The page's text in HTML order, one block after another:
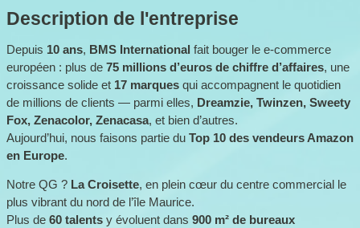
Description de l'entreprise
Depuis 10 ans, BMS International fait bouger le e-commerce
européen : plus de 75 millions d’euros de chiffre d’affaires, une
croissance solide et 17 marques qui accompagnent le quotidien
de millions de clients — parmi elles, Dreamzie, Twinzen, Sweety
Fox, Zenacolor, Zenacasa, et bien d’autres.
Aujourd’hui, nous faisons partie du Top 10 des vendeurs Amazon
en Europe.
Notre QG ? La Croisette, en plein cœur du centre commercial le
plus vibrant du nord de l’île Maurice.
Plus de 60 talents y évoluent dans 900 m² de bureaux